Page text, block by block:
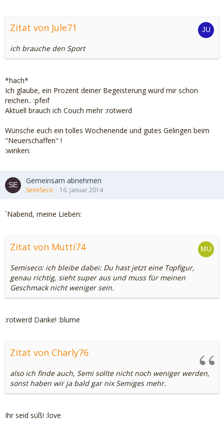
Zitat von Jule71
ich brauche den Sport
*hach*
Ich glaube, ein Prozent deiner Begeisterung würd mir schon
reichen.. :pfeif
Aktuell brauch ich Couch mehr :rotwerd
Wünsche euch ein tolles Wochenende und gutes Gelingen beim
"Neuerschaffen" !
:winken:
Gemeinsam abnehmen
SemiSeco 16. Januar 2014
`Nabend, meine Lieben:
Zitat von Mutti74
Semiseco: ich bleibe dabei: Du hast jetzt eine Topfigur,
genau richtig, sieht super aus und muss für meinen
Geschmack nicht weniger sein.
:rotwerd Danke! :blume
Zitat von Charly76
also ich finde auch, Semi sollte nicht noch weniger werden,
sonst haben wir ja bald gar nix Semiges mehr.
Ihr seid süß! :love